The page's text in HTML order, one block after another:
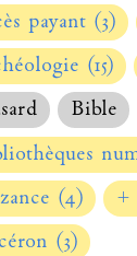
payant (3)
(15)
Bible
(4)
+
(3)